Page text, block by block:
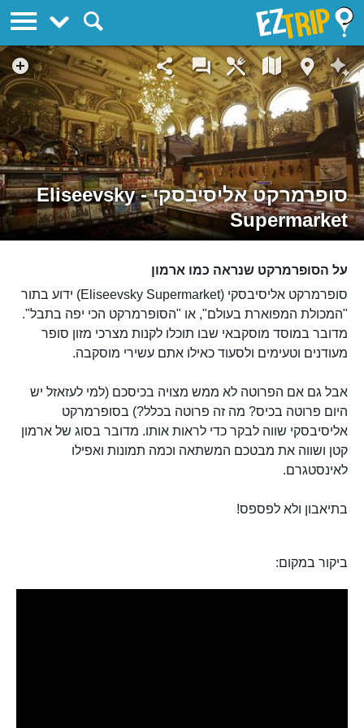
סופרמרקט אליסיבסקי - Eliseevsky
Supermarket
על הסופרמרקט שנראה כמו ארמון
סופרמרקט אליסיבסקי (Eliseevsky Supermarket) ידוע בתור
"המכולת המפוארת בעולם", או "הסופרמרקט הכי יפה בתבל".
מדובר במוסד מוסקבאי שבו תוכלו לקנות מצרכי מזון סופר
מעודנים וטעימים ולסעוד כאילו אתם עשירי מוסקבה.
אבל גם אם הפרוטה לא ממש מצויה בכיסכם (למי לעזאזל יש
היום פרוטה בכיס? מה זה פרוטה בכלל?) בסופרמרקט
אליסיבסקי שווה לבקר כדי לראות אותו. מדובר בסוג של ארמון
קטן ושווה את מבטכם המשתאה וכמה תמונות ואפילו
לאינסטגרם.
בתיאבון ולא לפספס!
ביקור במקום:
EZTrip